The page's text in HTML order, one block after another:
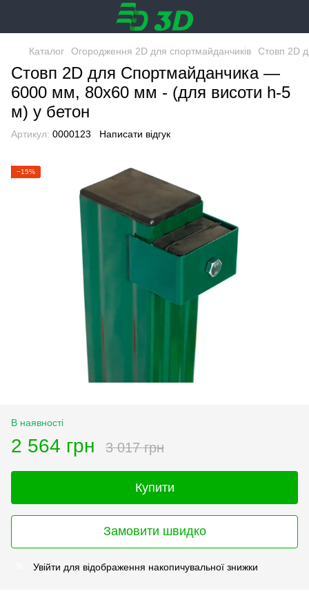
Каталог Огородження 2D для спортмайданчиків Стовп 2D
Стовп 2D для Спортмайданчика —
6000 мм, 80х60 мм - (для висоти h-5
м) у бетон
Артикул: 0000123 Написати відгук
−15%
В наявності
2 564 грн 3 017 грн
Купити
Замовити швидко
Увійти для відображення накопичувальної знижки